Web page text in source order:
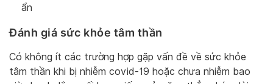
ẩn
Đánh giá sức khỏe tâm thần
Có không ít các trường hợp gặp vấn đề về sức khỏe
tâm thần khi bị nhiễm covid-19 hoặc chưa nhiễm bao